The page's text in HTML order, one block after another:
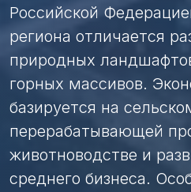
Российской
региона отличается
природных
горных массивов.
базируется на
перерабатывающей
животноводстве и
среднего бизнеса.